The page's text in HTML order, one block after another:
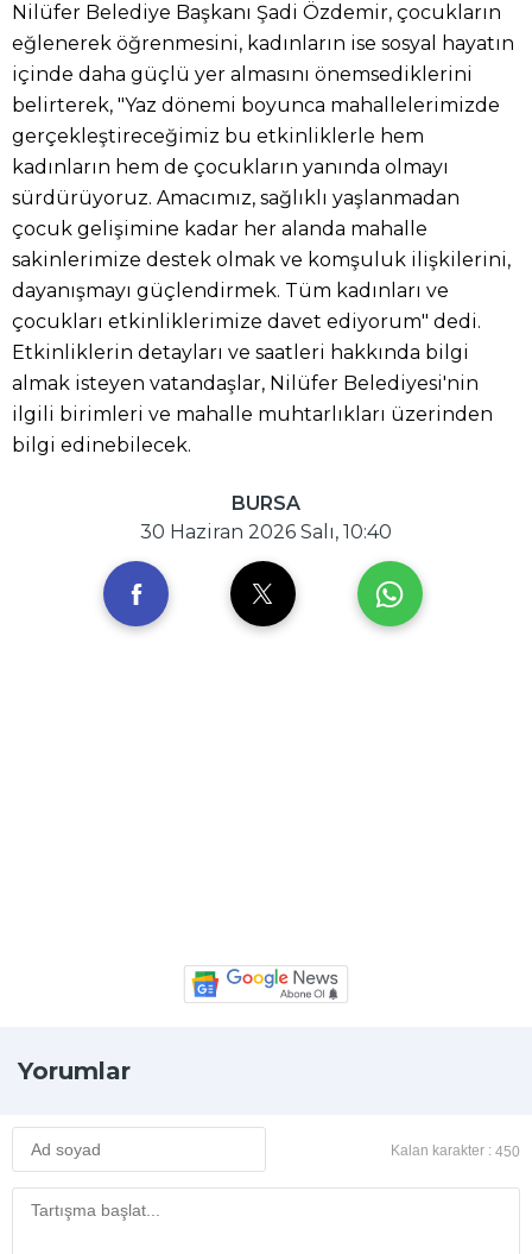
Nilüfer Belediye Başkanı Şadi Özdemir, çocukların
eğlenerek öğrenmesini, kadınların ise sosyal hayatın
içinde daha güçlü yer almasını önemsediklerini
belirterek, "Yaz dönemi boyunca mahallelerimizde
gerçekleştireceğimiz bu etkinliklerle hem
kadınların hem de çocukların yanında olmayı
sürdürüyoruz. Amacımız, sağlıklı yaşlanmadan
çocuk gelişimine kadar her alanda mahalle
sakinlerimize destek olmak ve komşuluk ilişkilerini,
dayanışmayı güçlendirmek. Tüm kadınları ve
çocukları etkinliklerimize davet ediyorum" dedi.
Etkinliklerin detayları ve saatleri hakkında bilgi
almak isteyen vatandaşlar, Nilüfer Belediyesi'nin
ilgili birimleri ve mahalle muhtarlıkları üzerinden
bilgi edinebilecek.
BURSA
30 Haziran 2026 Salı, 10:40
Yorumlar
Kalan karakter : 450